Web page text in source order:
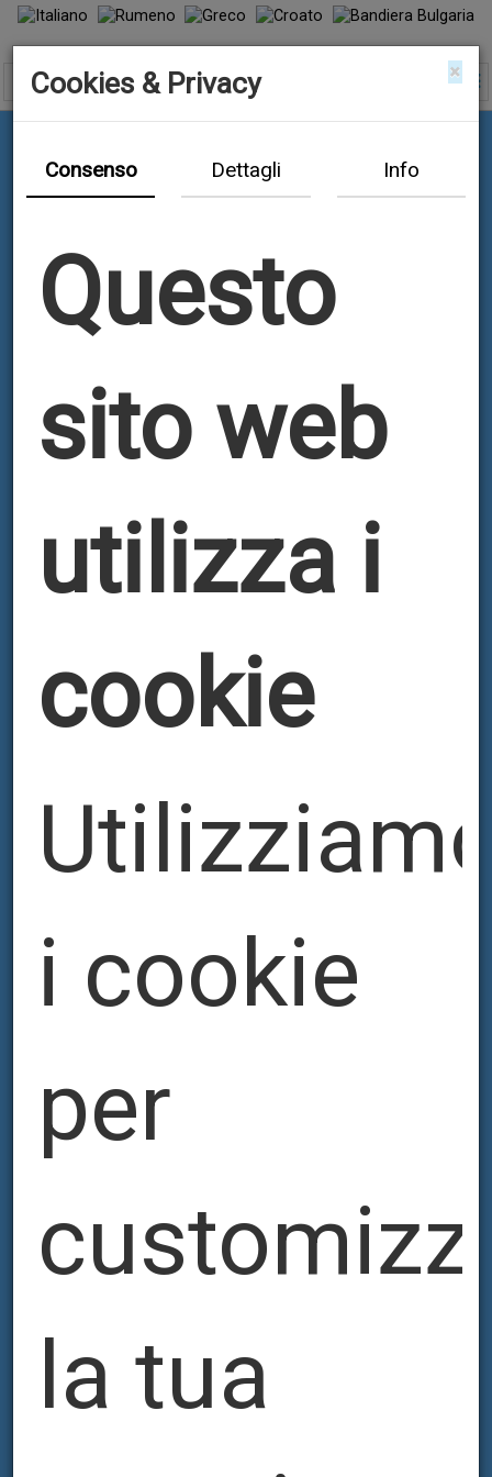
КОНТАКТИ
×
Cookies & Privacy
Consenso Dettagli Info
Questo
sito web
utilizza i
cookie
i cookie
per
la tua